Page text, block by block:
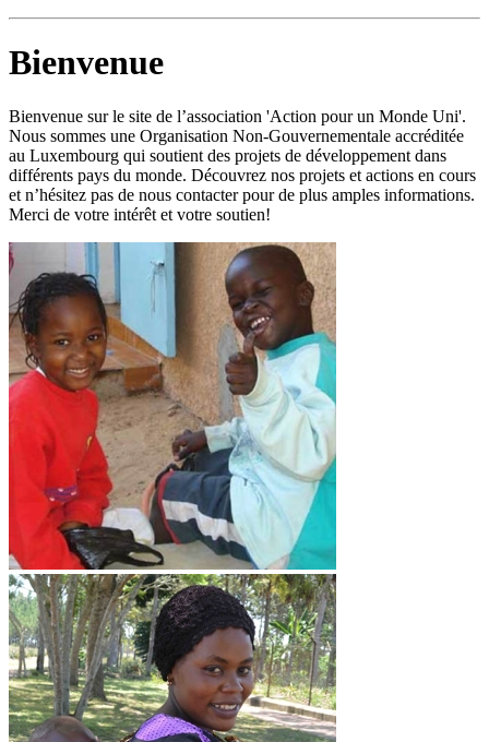
Bienvenue
Bienvenue sur le site de l’association 'Action pour un Monde Uni'.
Nous sommes une Organisation Non-Gouvernementale accréditée
au Luxembourg qui soutient des projets de développement dans
différents pays du monde. Découvrez nos projets et actions en cours
et n’hésitez pas de nous contacter pour de plus amples informations.
Merci de votre intérêt et votre soutien!